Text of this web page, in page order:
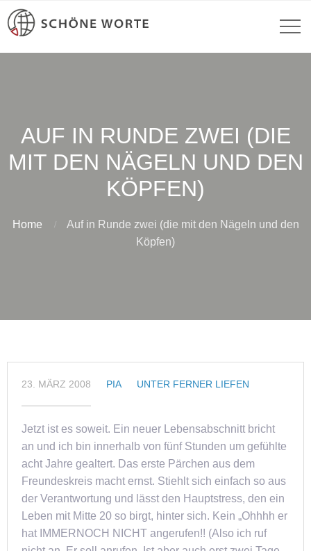
AUF IN RUNDE ZWEI (DIE
MIT DEN NÄGELN UND DEN
KÖPFEN)
Home
Auf in Runde zwei (die mit den Nägeln und den
Köpfen)
23. MÄRZ 2008 PIA UNTER FERNER LIEFEN
Jetzt ist es soweit. Ein neuer Lebensabschnitt bricht
an und ich bin innerhalb von fünf Stunden um gefühlte
acht Jahre gealtert. Das erste Pärchen aus dem
Freundeskreis macht ernst. Stiehlt sich einfach so aus
der Verantwortung und lässt den Hauptstress, den ein
Leben mit Mitte 20 so birgt, hinter sich. Kein „Ohhhh er
hat IMMERNOCH NICHT angerufen!! (Also ich ruf